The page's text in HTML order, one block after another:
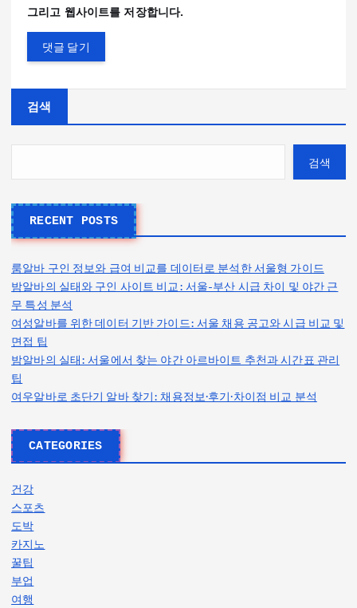
그리고 웹사이트를 저장합니다.
검색
검색
RECENT POSTS
룸알바 구인 정보와 급여 비교를 데이터로 분석한 서울형 가이드
밤알바의 실태와 구인 사이트 비교: 서울-부산 시급 차이 및 야간 근
무 특성 분석
여성알바를 위한 데이터 기반 가이드: 서울 채용 공고와 시급 비교 및
면접 팁
밤알바의 실태: 서울에서 찾는 야간 아르바이트 추천과 시간표 관리
팁
여우알바로 초단기 알바 찾기: 채용정보·후기·차이점 비교 분석
CATEGORIES
건강
스포츠
도박
카지노
꿀팁
부업
여행